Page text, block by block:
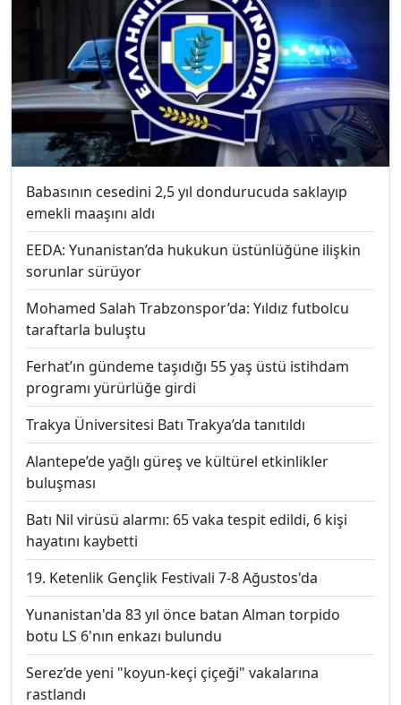
Babasının cesedini 2,5 yıl dondurucuda saklayıp
emekli maaşını aldı
EEDA: Yunanistan’da hukukun üstünlüğüne ilişkin
sorunlar sürüyor
Mohamed Salah Trabzonspor’da: Yıldız futbolcu
taraftarla buluştu
Ferhat’ın gündeme taşıdığı 55 yaş üstü istihdam
programı yürürlüğe girdi
Trakya Üniversitesi Batı Trakya’da tanıtıldı
Alantepe’de yağlı güreş ve kültürel etkinlikler
buluşması
Batı Nil virüsü alarmı: 65 vaka tespit edildi, 6 kişi
hayatını kaybetti
19. Ketenlik Gençlik Festivali 7-8 Ağustos'da
Yunanistan'da 83 yıl önce batan Alman torpido
botu LS 6'nın enkazı bulundu
Serez’de yeni "koyun-keçi çiçeği" vakalarına
rastlandı